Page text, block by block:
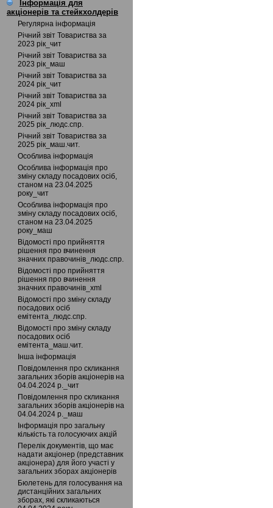
Інформація для
акціонерів та стейкхолдерів
Регулярна інформація
Річний звіт Товариства за
2023 рік_чит
Річний звіт Товариства за
2023 рік_маш
Річний звіт Товариства за
2024 рік_чит
Річний звіт Товариства за
2024 рік_xml
Річний звіт Товариства за
2025 рік_людс.спр.
Річний звіт Товариства за
2025 рік_маш.чит.
Особлива інформація
Особлива інформація про
зміну складу посадових осіб,
станом на 23.04.2025
року_чит
Особлива інформація про
зміну складу посадових осіб,
станом на 23.04.2025
року_маш
Відомості про прийняття
рішення про вчинення
значних правочинів_людс.спр.
Відомості про прийняття
рішення про вчинення
значних правочинів_xml
Відомості про зміну складу
посадових осіб
емітента_людс.спр.
Відомості про зміну складу
посадових осіб
емітента_маш.чит.
Інша інформація
Повідомлення про скликання
загальних зборів акціонерів на
04.04.2024 р._чит
Повідомлення про скликання
загальних зборів акціонерів на
04.04.2024 р._маш
Інформація про загальну
кількість та голосуючих акцій
Перелік документів, що має
надати акціонер (представник
акціонера) для його участі у
загальних зборах акціонерів
Бюлетень для голосування на
дистанційних загальних
зборах, які скликаються